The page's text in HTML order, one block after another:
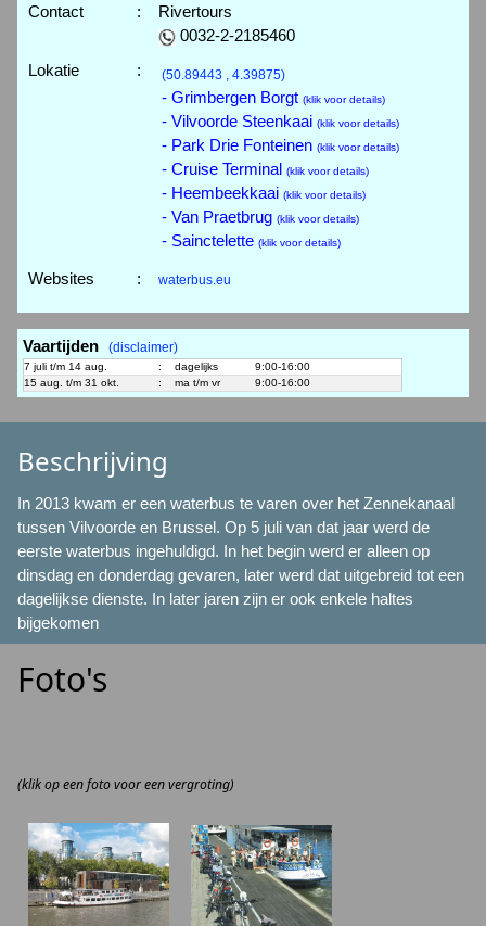
Contact
:
Rivertours
0032-2-2185460
Lokatie
: (50.89443 , 4.39875)
- Grimbergen Borgt (klik voor details)
- Vilvoorde Steenkaai (klik voor details)
- Park Drie Fonteinen (klik voor details)
- Cruise Terminal (klik voor details)
- Heembeekkaai (klik voor details)
- Van Praetbrug (klik voor details)
- Sainctelette (klik voor details)
Websites : waterbus.eu
Vaartijden (disclaimer)
7 juli t/m 14 aug. : dagelijks
9:00-16:00
15 aug. t/m 31 okt.
: ma t/m vr 9:00-16:00
Beschrijving
In 2013 kwam er een waterbus te varen over het Zennekanaal
tussen Vilvoorde en Brussel. Op 5 juli van dat jaar werd de
eerste waterbus ingehuldigd. In het begin werd er alleen op
dinsdag en donderdag gevaren, later werd dat uitgebreid tot een
dagelijkse dienste. In later jaren zijn er ook enkele haltes
bijgekomen
Foto's
(klik op een foto voor een vergroting)